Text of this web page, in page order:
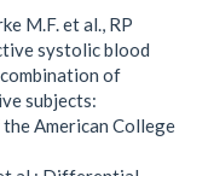
M.F. et al., RP
systolic blood
of
subjects:
American College